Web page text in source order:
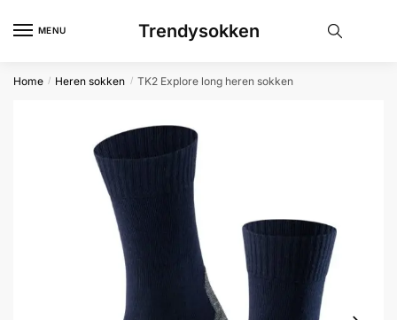
MENU Trendysokken
Home / Heren sokken / TK2 Explore long heren sokken